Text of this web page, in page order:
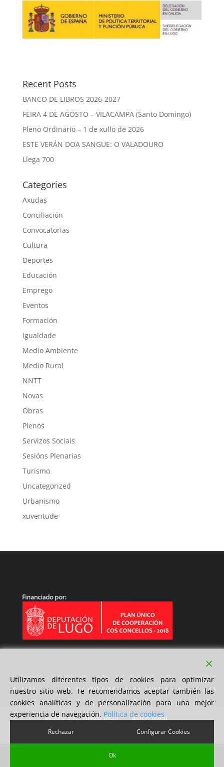
Recent Posts
BANCO DE LIBROS 2026-2027
FEIRA 4 DE AGOSTO – VILACAMPA (Santo Domingo)
Pleno Ordinario – 1 de xullo de 2026
ESTE VERÁN DOA SANGUE: O VALADOURO
Llega 700
Categories
Axudas
Conciliación
Convocatorias
Cultura
Deportes
Educación
Emprego
Eventos
Formación
Igualdade
Medio Ambiente
Medio Rural
NNTT
Novas
Obras
Plenos
Servizos Sociais
Sesións Plenarias
Turismo
Uncategorized
Urbanismo
xuventude
Política de privacidad
Aviso legal
Política de cookies
Diseño 2xMil Soluciones S.L | Copyright © 2018
Utilizamos diferentes tipos de cookies para optimizar
nuestro sitio web. Te recomendamos aceptar también las
cookies analíticas y de personalización para una mejor
experiencia de navegación. Política de cookies
Rechazar Configurar Cookies
Ok